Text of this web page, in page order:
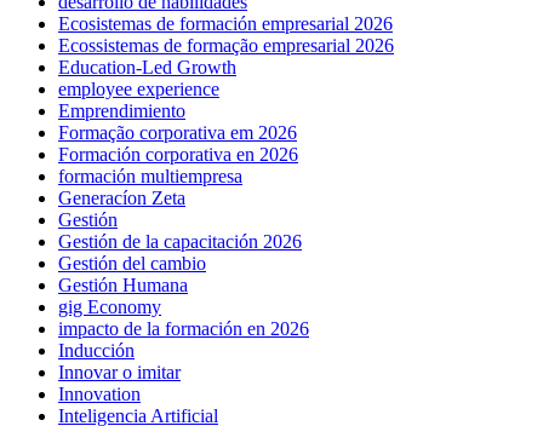
Ecosistemas de formación empresarial 2026
Ecossistemas de formação empresarial 2026
Education-Led Growth
employee experience
Emprendimiento
Formação corporativa em 2026
Formación corporativa en 2026
formación multiempresa
Generacíon Zeta
Gestión
Gestión de la capacitación 2026
Gestión del cambio
Gestión Humana
gig Economy
impacto de la formación en 2026
Inducción
Innovar o imitar
Innovation
Inteligencia Artificial